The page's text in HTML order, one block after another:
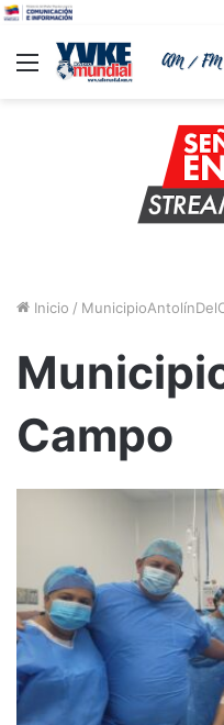
Menu
Inicio /
Campo